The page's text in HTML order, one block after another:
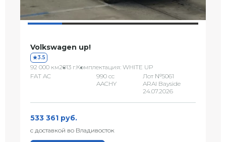
Volkswagen up!
3.5
92 000 км2013 г.Комплектация: WHITE UP
FAT AC
990 сс
AACHY
Лот №5061
ARAI Bayside
24.07.2026
533 361 руб.
с доставкой во Владивосток